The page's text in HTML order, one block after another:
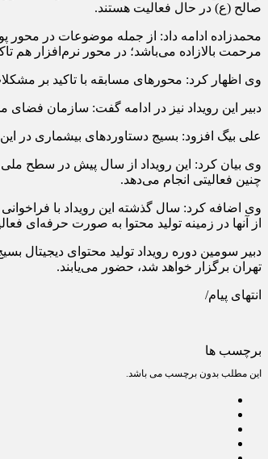
صالح (ع) در حال فعالیت هستند.
محمدزاده ادامه داد: از جمله موضوعات در محور
مرحمت بالازاده می‌باشد؛ در محور نرم‌افزار هم
وی اظهار کرد: محورهای مسابقه با تاکید بر مشکلات بومی استان اردبیل و آغاز
دبیر این رویداد نیز در ادامه گفت: سازمان
علی بیگ افزود: بسیج دستاوردهای بیشماری در
چنین فعالیتی انجام می‌دهد.
از آنها در زمینه تولید محتوا به صورت حرفه‌ای
دبیر سومین دوره رویداد تولید محتوای دیجیتال
تهران برگزار خواهد شد، حضور می‌یابند.
انتهای پیام/
برچسب ها
این مطلب بدون برچسب می باشد.